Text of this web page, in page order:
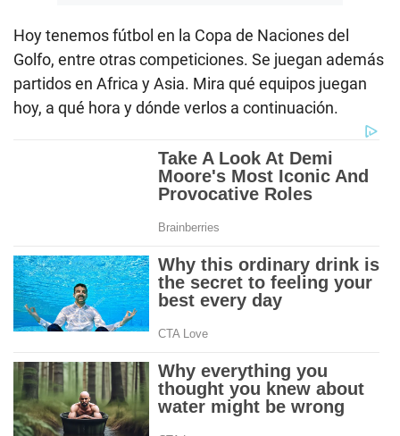
Hoy tenemos fútbol en la Copa de Naciones del
Golfo, entre otras competiciones. Se juegan además
partidos en Africa y Asia. Mira qué equipos juegan
hoy, a qué hora y dónde verlos a continuación.